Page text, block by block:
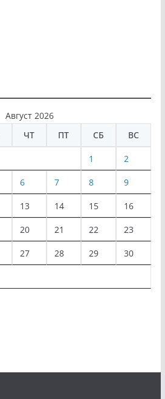
Август 2026
ЧТ ПТ СБ ВС
1 2
6 7 8 9
13 14 15 16
20 21 22 23
27 28 29 30